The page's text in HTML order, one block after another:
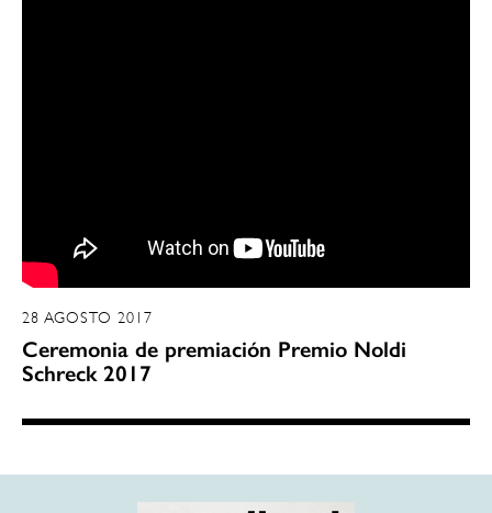
28 AGOSTO 2017
Ceremonia de premiación Premio Noldi
Schreck 2017